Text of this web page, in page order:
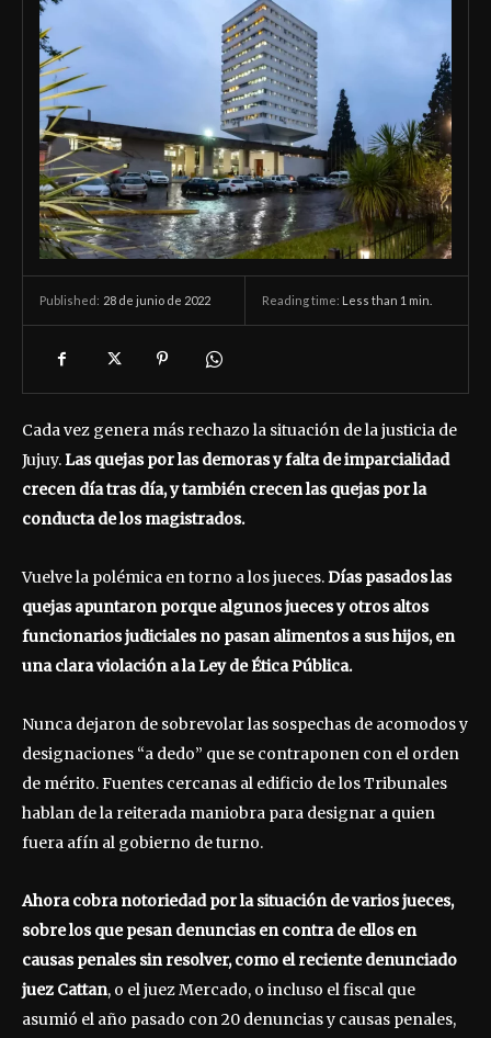
Published: 28 de junio de 2022 Reading time: Less than 1 min.
Cada vez genera más rechazo la situación de la justicia de
Jujuy.Las quejas por las demoras y falta de imparcialidad
crecen día tras día, y también crecen las quejas por la
conducta de los magistrados.
Vuelve la polémica en torno a los jueces.Días pasados las
quejas apuntaron porque algunos jueces y otros altos
funcionarios judiciales no pasan alimentos a sus hijos, en
una clara violación a la Ley de Ética Pública.
Nunca dejaron de sobrevolar las sospechas de acomodos y
designaciones “a dedo” que se contraponen con el orden
de mérito. Fuentes cercanas al edificio de los Tribunales
hablan de la reiterada maniobra para designar a quien
fuera afín al gobierno de turno.
Ahora cobra notoriedad por la situación de varios jueces,
sobre los que pesan denuncias en contra de ellos en
causas penales sin resolver, como el reciente denunciado
juez Cattan, o el juez Mercado, o incluso el fiscal que
asumió el año pasado con 20 denuncias y causas penales,